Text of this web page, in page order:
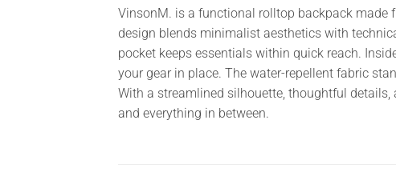
VinsonM. is a functional rolltop backpack made
design blends minimalist aesthetics with
pocket keeps essentials within quick reach.
your gear in place. The water-repellent fabric
With a streamlined silhouette, thoughtful
and everything in between.